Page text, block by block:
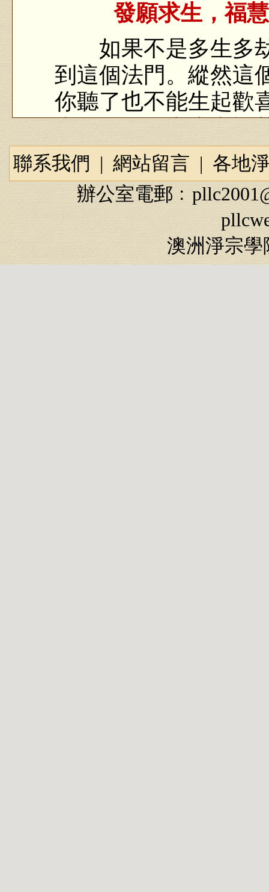
發願求生，福
如果不是多生多劫
到這個法門。縱然這
你聽了也不能生起歡
『已曾欽奉諸如來
過去生中曾經供養
福慧還不夠，所以
非常歡喜，自己心
彌陀佛一樣，還不能
聯系我們 | 網站留言 | 各地
辦公室電郵﹕
澳洲淨宗學